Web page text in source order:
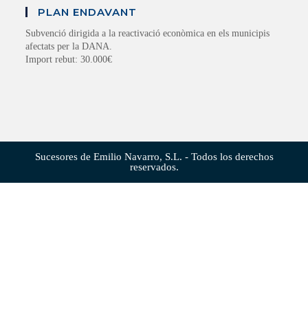
PLAN ENDAVANT
Subvenció dirigida a la reactivació econòmica en els municipis
afectats per la DANA.
Import rebut: 30.000€
Sucesores de Emilio Navarro, S.L. - Todos los derechos
reservados.